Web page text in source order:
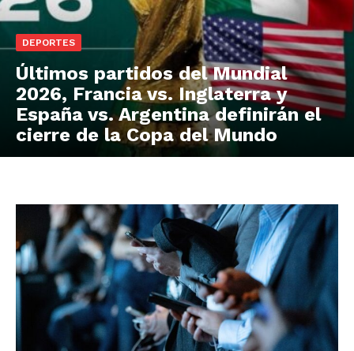
DEPORTES
Últimos partidos del Mundial
2026, Francia vs. Inglaterra y
España vs. Argentina definirán el
cierre de la Copa del Mundo